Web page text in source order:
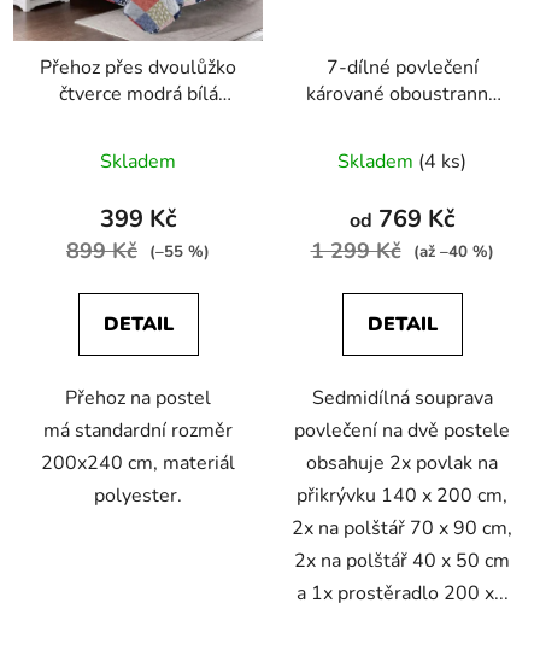
Přehoz přes dvoulůžko
čtverce modrá bílá
Skladem
399 Kč
899 Kč (–55 %)
DETAIL
Přehoz na postel
má standardní rozměr
200x240 cm, materiál
polyester.
7-dílné povlečení
kárované oboustranné
postele
Skladem (4 ks)
od 769 Kč
1 299 Kč (až –40 %)
DETAIL
Sedmidílná souprava
povlečení na dvě postele
obsahuje 2x povlak na
přikrývku 140 x 200 cm,
2x na polštář 70 x 90 cm,
2x na polštář 40 x 50 cm
a 1x prostěradlo 200 x...